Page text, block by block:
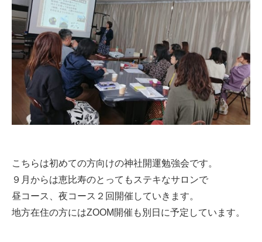
こちらは初めての方向けの神社開運勉強会です。
９月からは恵比寿のとってもステキなサロンで
昼コース、夜コース２回開催していきます。
地方在住の方にはZOOM開催も別日に予定しています。